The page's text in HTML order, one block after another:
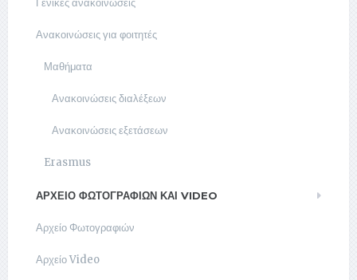
Γενικές ανακοινώσεις
Ανακοινώσεις για φοιτητές
Μαθήματα
Ανακοινώσεις διαλέξεων
Ανακοινώσεις εξετάσεων
Erasmus
ΑΡΧΕΊΟ ΦΩΤΟΓΡΑΦΙΏΝ ΚΑΙ VIDEO
Αρχείο Φωτογραφιών
Αρχείο Video